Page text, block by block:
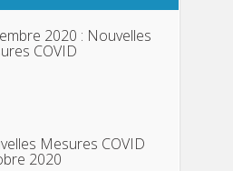
2020 : Nouvelles
COVID
Mesures COVID
2020